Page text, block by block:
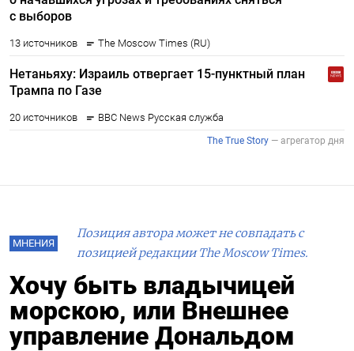
МНЕНИЯ
Позиция автора может не совпадать с
позицией редакции The Moscow Times.
Хочу быть владычицей
морскою, или Внешнее
управление Дональдом